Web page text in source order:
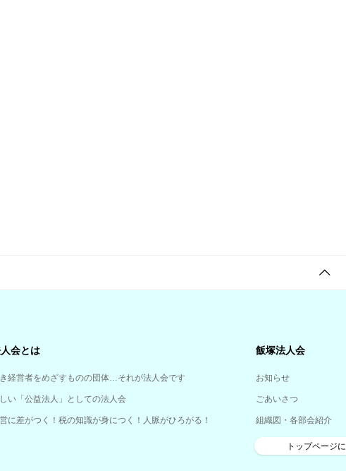
会とは
経営者をめざすものの団体…それが法人会です
い「公益法人」としての法人会
に差がつく！税の知識が身につく！人脈がひろがる！
飯塚法人会
お知らせ
ごあいさつ
組織図・各部会紹介
トップページ